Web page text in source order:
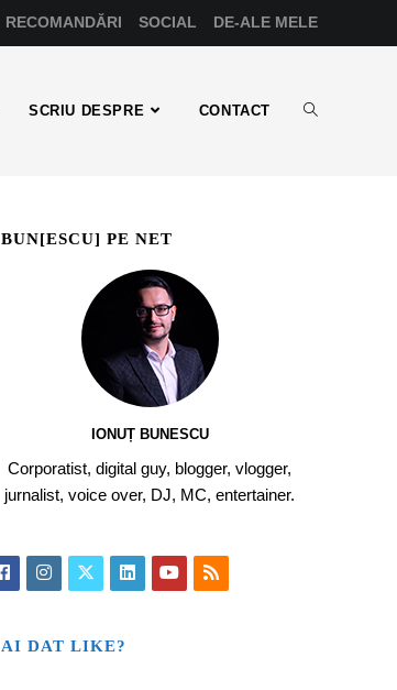
RECOMANDĂRI SOCIAL DE-ALE MELE
SCRIU DESPRE CONTACT
BUN[ESCU] PE NET
IONUȚ BUNESCU
Corporatist, digital guy, blogger, vlogger,
jurnalist, voice over, DJ, MC, entertainer.
AI DAT LIKE?